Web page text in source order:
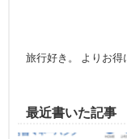
旅行好き。 よりお得
最近書いた記事